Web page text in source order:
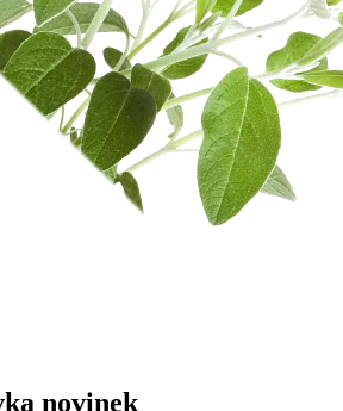
novinek